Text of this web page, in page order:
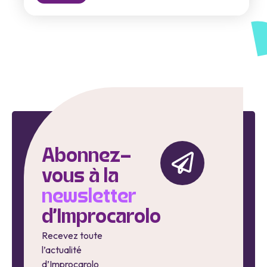
Abonnez-
vous à la
newsletter
d'Improcarolo
Recevez toute
l’actualité
d’Improcarolo